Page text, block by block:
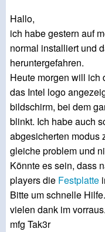
Hallo,
ich habe gestern auf
normal installiert und
heruntergefahren.
Heute morgen will ich
das Intel logo
bildschirm, bei dem
blinkt. Ich habe auch
abgesicherten modus
gleiche problem und
Könnte es sein, dass
players die Festplatte
Bitte um schnelle Hilfe.
vielen dank im vorraus.
mfg Tak3r